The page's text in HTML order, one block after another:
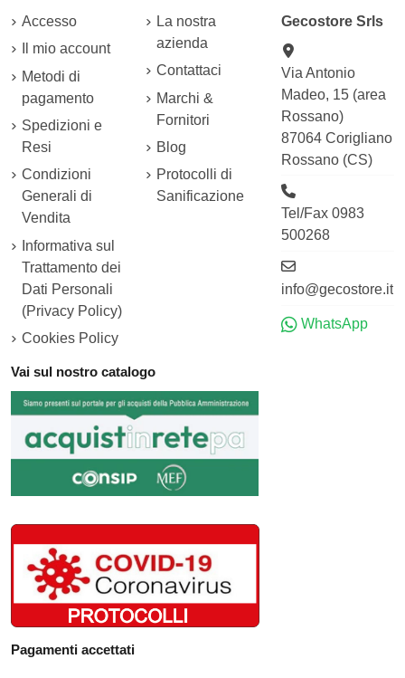
Accesso
Il mio account
Metodi di
pagamento
Spedizioni e
Resi
Condizioni
Generali di
Vendita
Informativa sul
Trattamento dei
Dati Personali
(Privacy Policy)
Cookies Policy
La nostra
azienda
Contattaci
Marchi &
Fornitori
Blog
Protocolli di
Sanificazione
Gecostore Srls
Via Antonio
Madeo, 15 (area
Rossano)
87064 Corigliano
Rossano (CS)
Tel/Fax 0983
500268
info@gecostore.it
WhatsApp
Vai sul nostro catalogo
Pagamenti accettati